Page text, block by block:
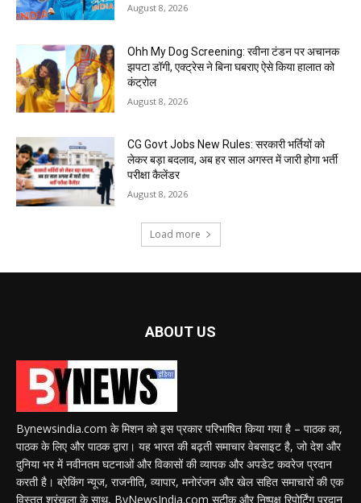
August 8, 2026
Ohh My Dog Screening: रवीना टंडन पर अचानक
झपटा डॉगी, एक्ट्रेस ने बिना घबराए ऐसे किया हालात को
कंट्रोल
August 8, 2026
CG Govt Jobs New Rules: सरकारी भर्तियों को
लेकर बड़ा बदलाव, अब हर साल अगस्त में जारी होगा भर्ती
परीक्षा कैलेंडर
August 8, 2026
Load more
ABOUT US
Bynewsindia.com के मिशन को इस प्रकार परिभाषित किया गया है – पाठक का,
पाठक के लिए और पाठक द्वारा। यह भारत की बढ़ती समाचार वेबसाइट है, जो देश और
दुनिया भर में नवीनतम घटनाओं और विकासों की व्यापक और अपडेट कवरेज प्रदान
करती है। ब्रेकिंग न्यूज, राजनीति, व्यापार, मनोरंजन और खेल सहित समाचारों की एक
विस्तृत श्रृंखला के साथ, ByNewsIndia.com सटीक और निष्पक्ष रिपोर्टिंग प्रदान